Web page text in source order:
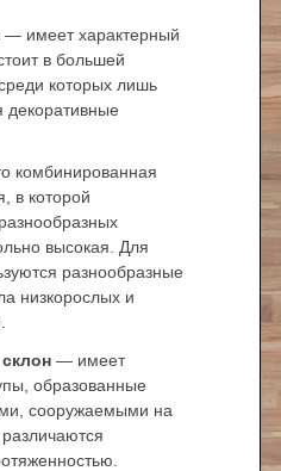
— имеет характерный
в большей
которых лишь
декоративные
комбинированная
в которой
высокая. Для
разнообразные
низкорослых и
— имеет
образованные
сооружаемыми на